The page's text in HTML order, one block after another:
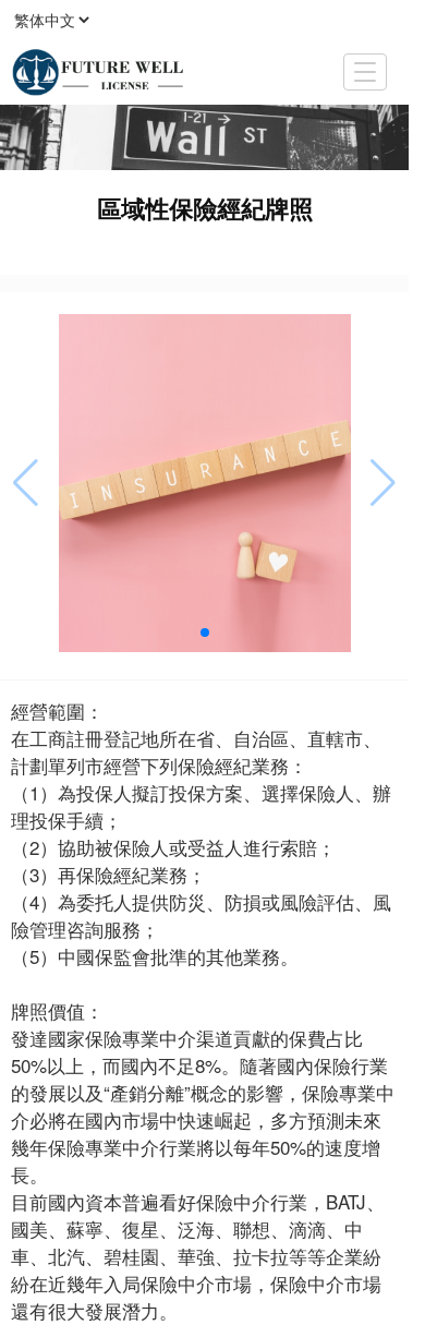
T
o
g
g
區域性保險經紀牌照
經營範圍：
在工商註冊登記地所在省、自治區、直轄市、
計劃單列市經營下列保險經紀業務：
（1）為投保人擬訂投保方案、選擇保險人、辦
理投保手續；
（2）協助被保險人或受益人進行索賠；
（3）再保險經紀業務；
（4）為委托人提供防災、防損或風險評估、風
險管理咨詢服務；
（5）中國保監會批準的其他業務。
牌照價值：
發達國家保險專業中介渠道貢獻的保費占比
50%以上，而國內不足8%。隨著國內保險行業
的發展以及“產銷分離”概念的影響，保險專業中
介必將在國內市場中快速崛起，多方預測未來
幾年保險專業中介行業將以每年50%的速度增
長。
目前國內資本普遍看好保險中介行業，BATJ、
國美、蘇寧、復星、泛海、聯想、滴滴、中
車、北汽、碧桂園、華強、拉卡拉等等企業紛
紛在近幾年入局保險中介市場，保險中介市場
還有很大發展潛力。